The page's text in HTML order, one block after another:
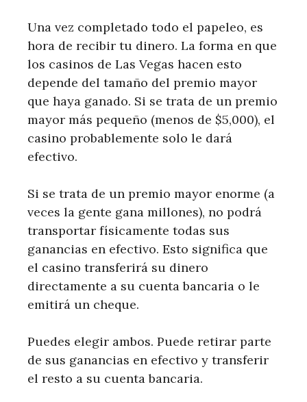
Una vez completado todo el papeleo, es
hora de recibir tu dinero. La forma en que
los casinos de Las Vegas hacen esto
depende del tamaño del premio mayor
que haya ganado. Si se trata de un premio
mayor más pequeño (menos de $5,000), el
casino probablemente solo le dará
efectivo.
Si se trata de un premio mayor enorme (a
veces la gente gana millones), no podrá
transportar físicamente todas sus
ganancias en efectivo. Esto significa que
el casino transferirá su dinero
directamente a su cuenta bancaria o le
emitirá un cheque.
Puedes elegir ambos. Puede retirar parte
de sus ganancias en efectivo y transferir
el resto a su cuenta bancaria.